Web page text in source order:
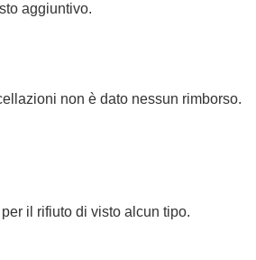
aggiuntivo.
non è dato nessun rimborso.
il rifiuto di visto alcun tipo.